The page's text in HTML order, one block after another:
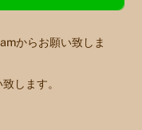
からお願い致しま
します。